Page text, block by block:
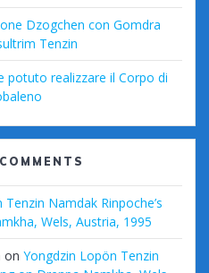
Dzogchen con Gomdra
Tenzin
potuto realizzare il Corpo di
Namdak Rinpoche’s
Wels, Austria, 1995
on Yongdzin Lopön Tenzin